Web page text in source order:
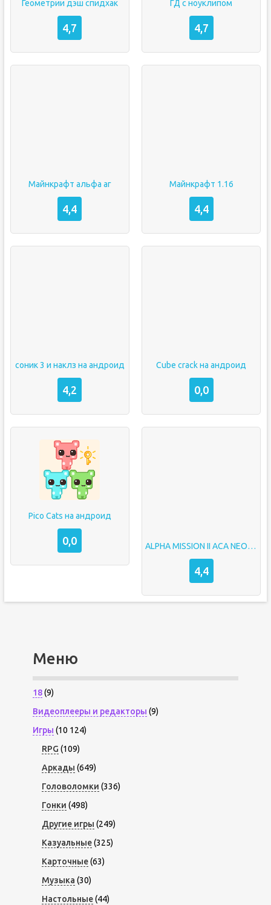
Геометрии дэш спидхак
4,7
ГД с ноуклипом
4,7
Майнкрафт альфа аг
4,4
Майнкрафт 1.16
4,4
соник 3 и наклз на андроид
4,2
Cube crack на андроид
0,0
Pico Cats на андроид
0,0 ALPHA MISSION II ACA NEOGEO
4,4
Меню
18(9)
Видеоплееры и редакторы (9)
Игры (10 124)
RPG (109)
Аркады (649)
Головоломки (336)
Гонки (498)
Другие игры (249)
Казуальные(325)
Карточные(63)
Музыка (30)
Настольные(44)